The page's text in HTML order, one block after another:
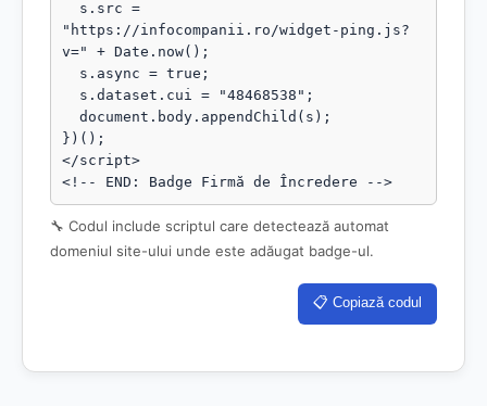
"https://infocompanii.ro/widget-ping.js?
v=" + Date.now();
})();
</script>
<!-- END: Badge Firmă de Încredere -->
🔧 Codul include scriptul care detectează automat
domeniul site-ului unde este adăugat badge-ul.
📋 Copiază codul